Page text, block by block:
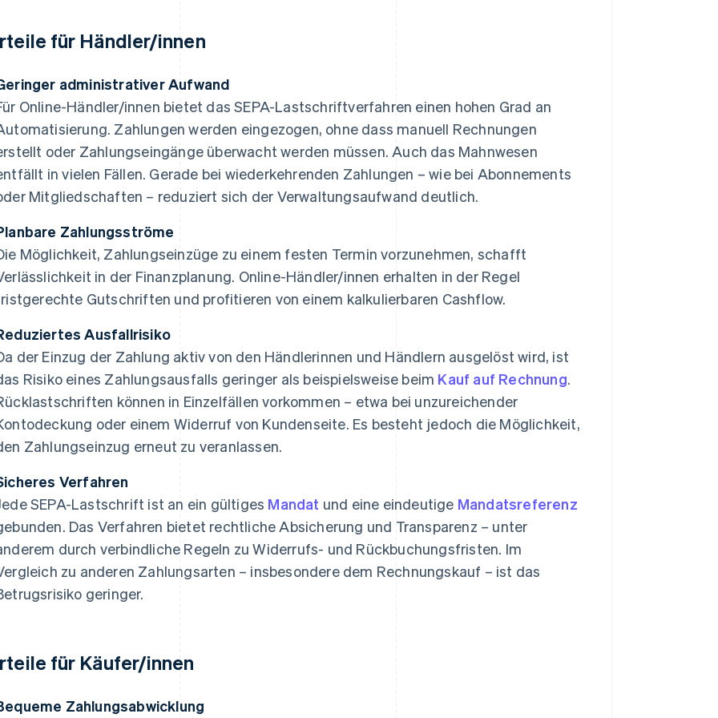
für Händler/innen
administrativer Aufwand
Online-Händler/innen bietet das SEPA-Lastschriftverfahren einen hohen Grad an
Zahlungen werden eingezogen, ohne dass manuell Rechnungen
oder Zahlungseingänge überwacht werden müssen. Auch das Mahnwesen
in vielen Fällen. Gerade bei wiederkehrenden Zahlungen – wie bei Abonnements
Mitgliedschaften – reduziert sich der Verwaltungsaufwand deutlich.
Zahlungsströme
Möglichkeit, Zahlungseinzüge zu einem festen Termin vorzunehmen, schafft
in der Finanzplanung. Online-Händler/innen erhalten in der Regel
Gutschriften und profitieren von einem kalkulierbaren Cashflow.
Ausfallrisiko
der Einzug der Zahlung aktiv von den Händlerinnen und Händlern ausgelöst wird, ist
Risiko eines Zahlungsausfalls geringer als beispielsweise beim Kauf auf Rechnung.
können in Einzelfällen vorkommen – etwa bei unzureichender
oder einem Widerruf von Kundenseite. Es besteht jedoch die Möglichkeit,
Zahlungseinzug erneut zu veranlassen.
Verfahren
SEPA-Lastschrift ist an ein gültiges Mandat und eine eindeutige Mandatsreferenz
Das Verfahren bietet rechtliche Absicherung und Transparenz – unter
durch verbindliche Regeln zu Widerrufs- und Rückbuchungsfristen. Im
zu anderen Zahlungsarten – insbesondere dem Rechnungskauf – ist das
geringer.
für Käufer/innen
Zahlungsabwicklung